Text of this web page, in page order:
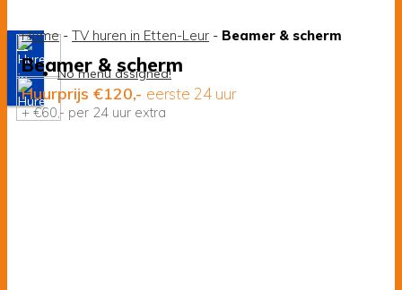
No menu assigned!
Home - TV huren in Etten-Leur - Beamer & scherm
Beamer & scherm
Huurprijs €120,- eerste 24 uur
+ €60,- per 24 uur extra